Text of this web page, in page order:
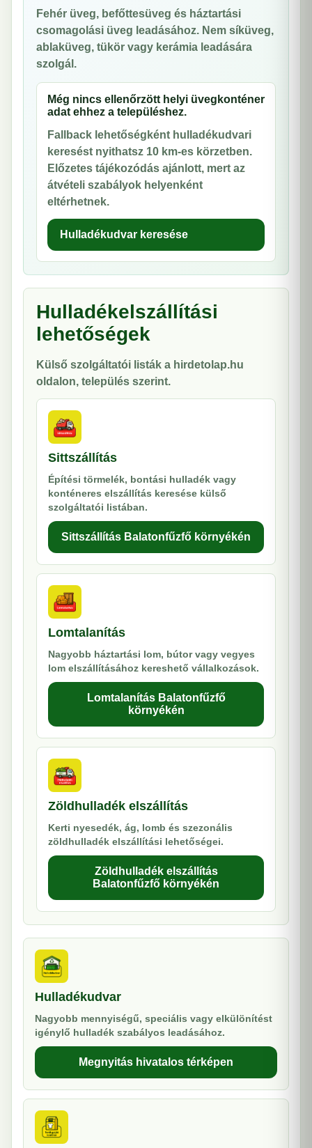
Fehér üveg, befőttesüveg és háztartási
csomagolási üveg leadásához. Nem síküveg,
ablaküveg, tükör vagy kerámia leadására
szolgál.
Még nincs ellenőrzött helyi üvegkonténer
adat ehhez a településhez.
Fallback lehetőségként hulladékudvari
keresést nyithatsz 10 km-es körzetben.
Előzetes tájékozódás ajánlott, mert az
átvételi szabályok helyenként
eltérhetnek.
Hulladékudvar keresése
Hulladékelszállítási
lehetőségek
Külső szolgáltatói listák a hirdetolap.hu
oldalon, település szerint.
Sittszállítás
Építési törmelék, bontási hulladék vagy
konténeres elszállítás keresése külső
szolgáltatói listában.
Sittszállítás Balatonfűzfő környékén
Lomtalanítás
Nagyobb háztartási lom, bútor vagy vegyes
lom elszállításához kereshető vállalkozások.
Lomtalanítás Balatonfűzfő
környékén
Zöldhulladék elszállítás
Kerti nyesedék, ág, lomb és szezonális
zöldhulladék elszállítási lehetőségei.
Zöldhulladék elszállítás
Balatonfűzfő környékén
Hulladékudvar
Nagyobb mennyiségű, speciális vagy elkülönítést
igénylő hulladék szabályos leadásához.
Megnyitás hivatalos térképen